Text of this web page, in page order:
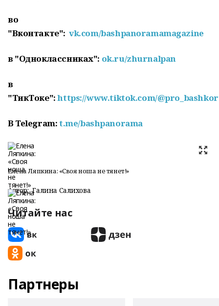
во
"Вконтакте":vk.com/bashpanoramamagazine
в "Одноклассниках": ok.ru/zhurnalpan
в
"ТикТоке":https://www.tiktok.com/
В Telegram:t.me/bashpanorama
Елена Ляпкина: «Своя ноша не тянет!»
Автор: Галина Салихова
Читайте нас
Партнеры